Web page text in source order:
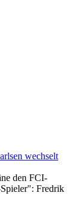
wechselt
den FCI-
Fredrik